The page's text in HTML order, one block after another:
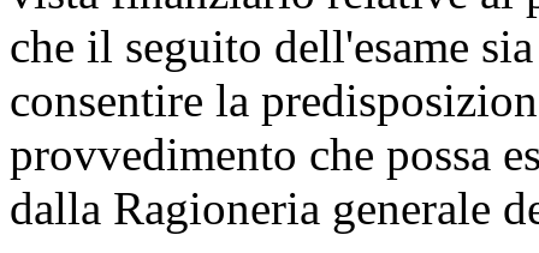
che il seguito dell'esame
consentire la
provvedimento che possa
dalla Ragioneria generale